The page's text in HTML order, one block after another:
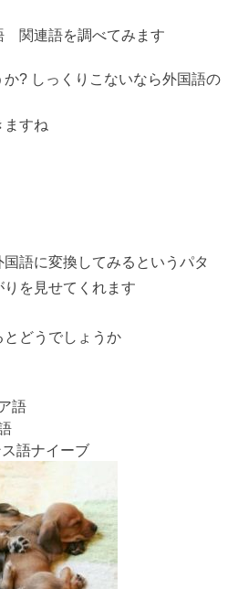
関連語を調べてみます
? しっくりこないなら外国語の
ますね
国語に変換 してみるというパタ
を見せてくれます
とどうでしょうか
語
語ナイーブ